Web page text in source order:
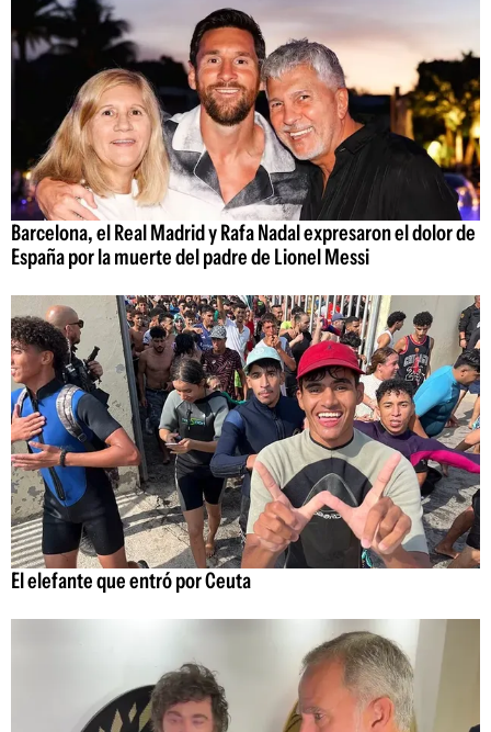
Barcelona, el Real Madrid y Rafa Nadal expresaron el dolor de
España por la muerte del padre de Lionel Messi
El elefante que entró por Ceuta